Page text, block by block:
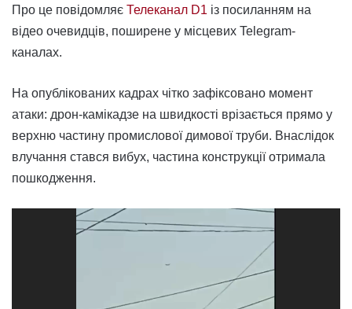
Про це повідомляє Телеканал D1 із посиланням на
відео очевидців, поширене у місцевих Telegram-
каналах.
На опублікованих кадрах чітко зафіксовано момент
атаки: дрон-камікадзе на швидкості врізається прямо у
верхню частину промислової димової труби. Внаслідок
влучання стався вибух, частина конструкції отримала
пошкодження.
Відеопрогравач